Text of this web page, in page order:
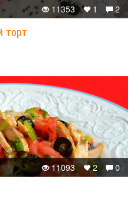
2
1
11353
торт
0
2
11093